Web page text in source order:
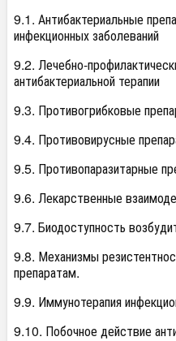
9.1. Антибактериальные
инфекционных заболеваний
9.2. Лечебно-
антибактериальной терапии
9.3. Противогрибковые
9.4. Противовирусные
9.5. Противопаразитарные
9.6. Лекарственные
9.7. Биодоступность
9.8. Механизмы
препаратам.
9.9. Иммунотерапия
9.10. Побочное действие